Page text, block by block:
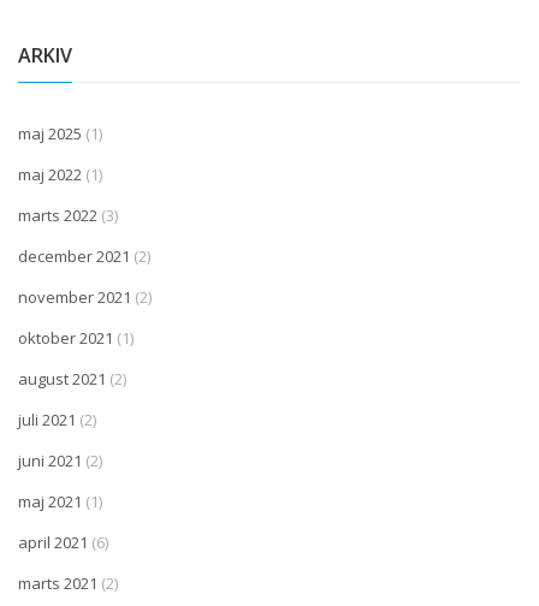
ARKIV
maj 2025 (1)
maj 2022 (1)
marts 2022 (3)
december 2021 (2)
november 2021 (2)
oktober 2021 (1)
august 2021 (2)
juli 2021 (2)
juni 2021 (2)
maj 2021 (1)
april 2021 (6)
marts 2021 (2)